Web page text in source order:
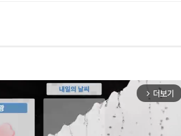
arrow_forward_ios 더보기